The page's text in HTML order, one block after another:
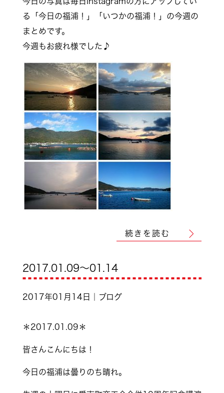
る「今日の福浦！」「いつかの福浦！」の今週の
まとめです。
今週もお疲れ様でした♪
続きを読む
2017.01.09～01.14
2017年01月14日｜ブログ
＊2017.01.09＊
皆さんこんにちは！
今日の福浦は曇りのち晴れ。